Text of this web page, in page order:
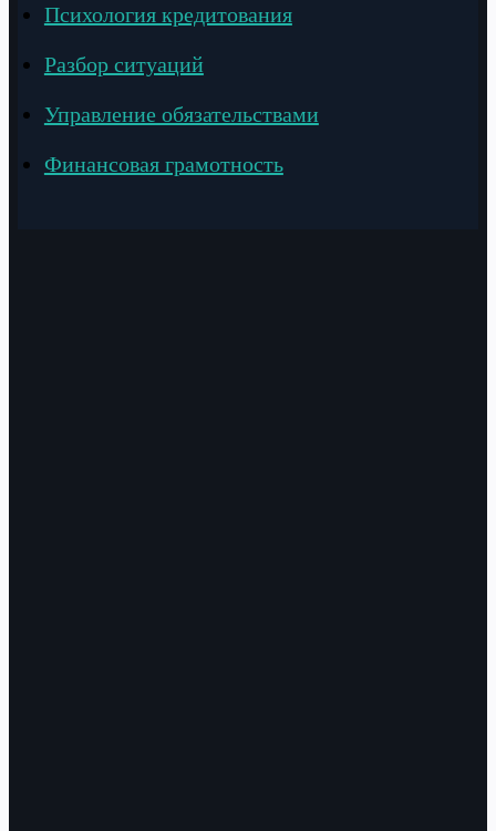
Психология кредитования
Разбор ситуаций
Управление обязательствами
Финансовая грамотность